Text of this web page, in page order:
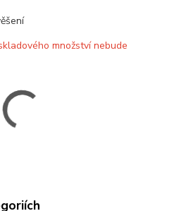
množství nebude